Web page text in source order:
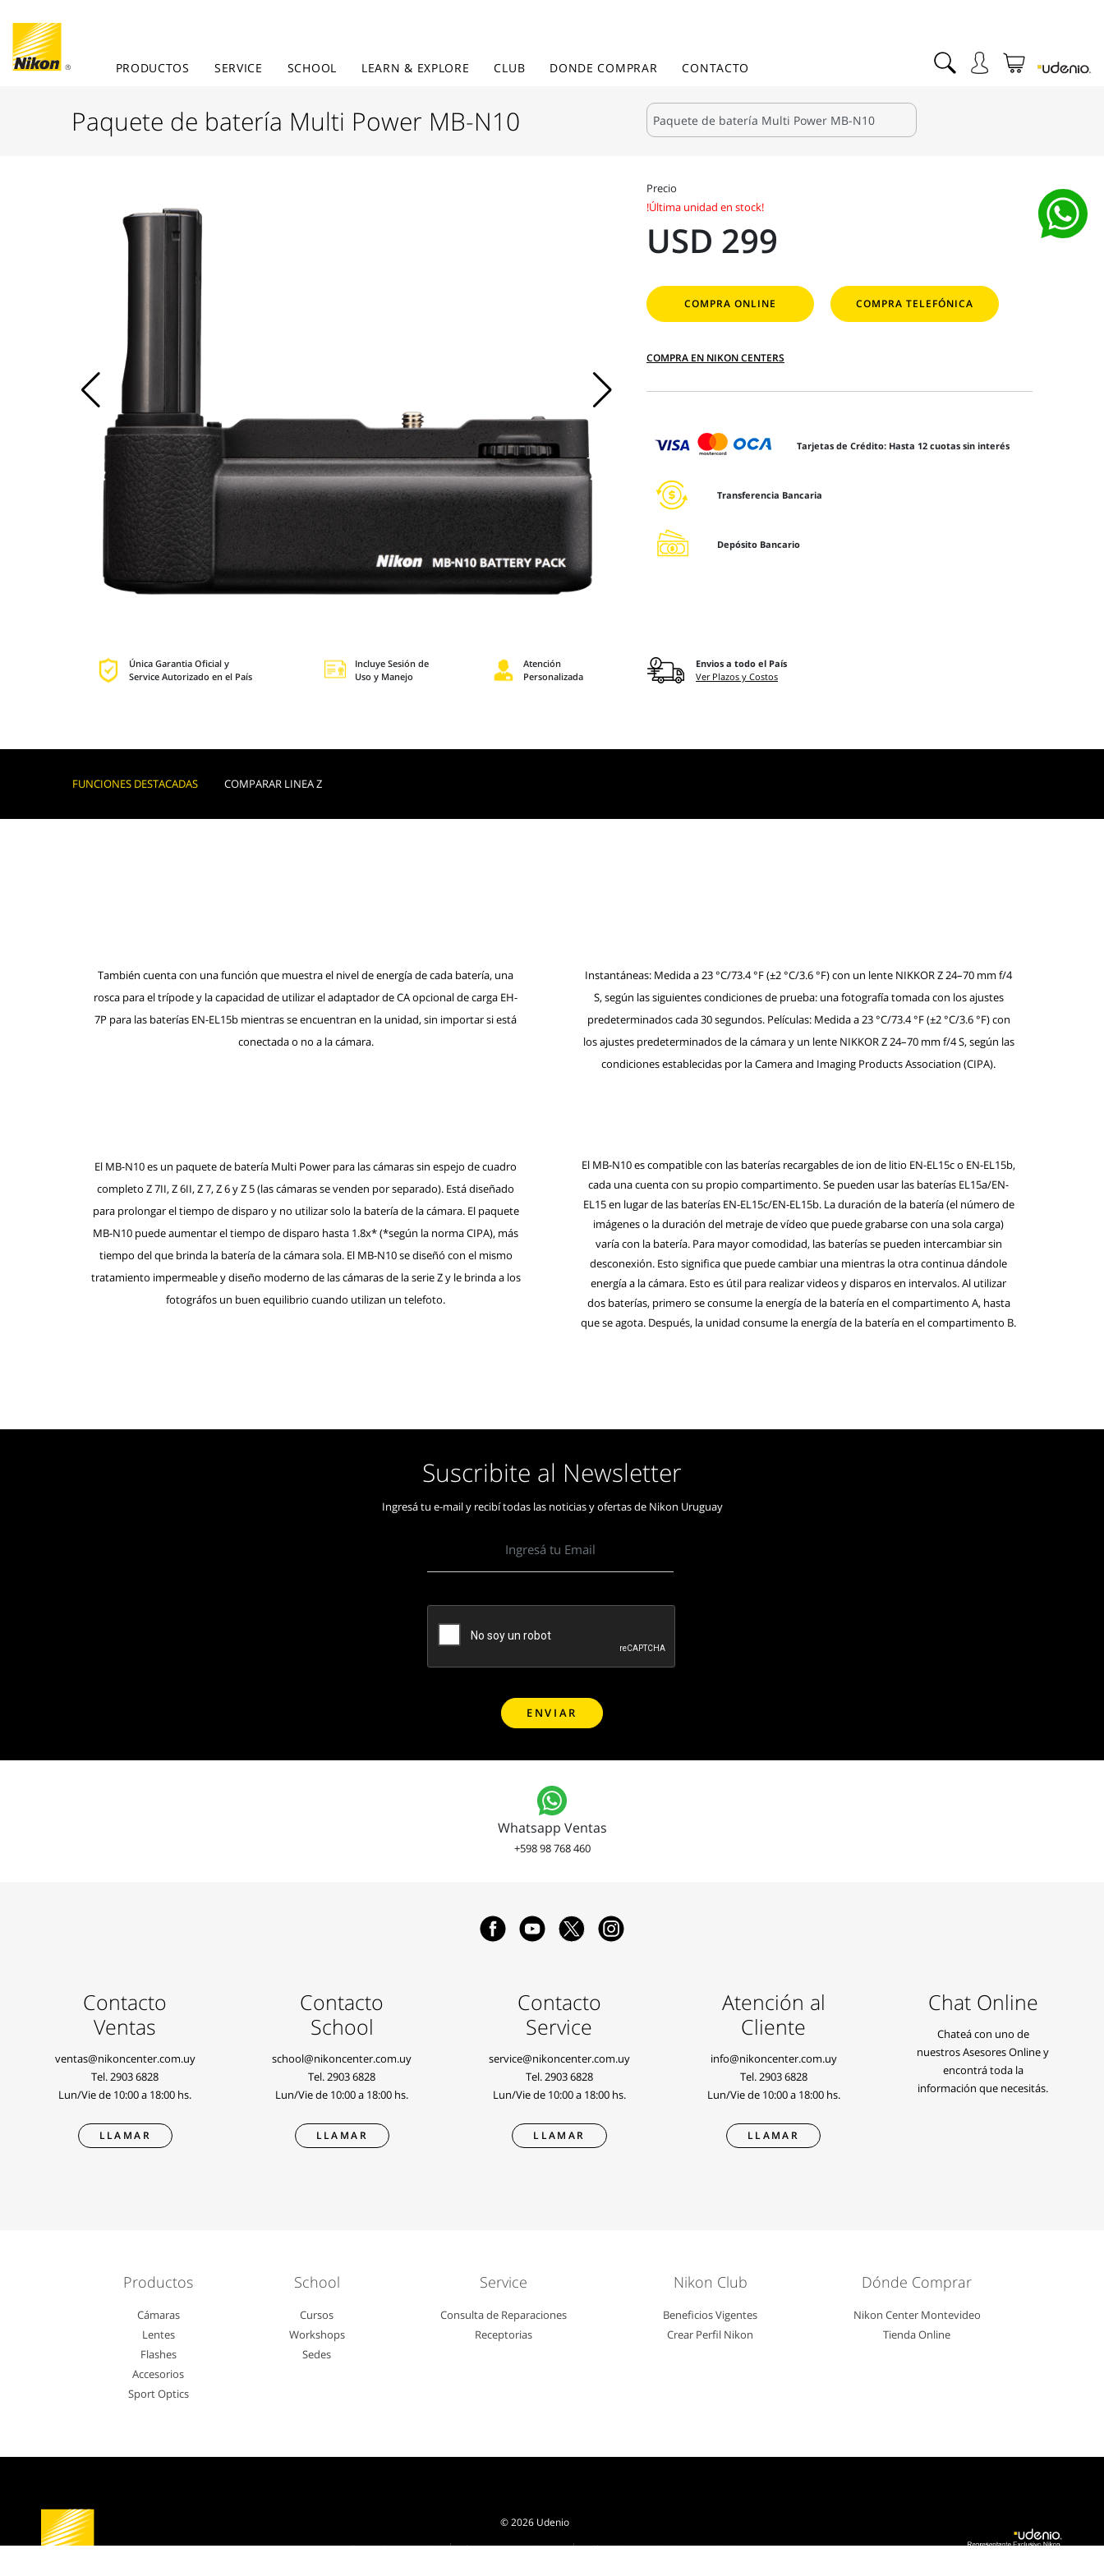
PRODUCTOS SERVICE SCHOOL LEARN & EXPLORE CLUB DONDE COMPRAR CONTACTO
Paquete de batería Multi Power MB-N10
Precio
!Última unidad en stock!
USD 299
COMPRA ONLINE COMPRA TELEFÓNICA
COMPRA EN NIKON CENTERS
Tarjetas de Crédito: Hasta 12 cuotas sin interés
Transferencia Bancaria
Depósito Bancario
Única Garantia Oficial y
Service Autorizado en el País
Incluye Sesión de
Uso y Manejo
Atención
Personalizada
Envios a todo el País
Ver Plazos y Costos
FUNCIONES DESTACADAS COMPARAR LINEA Z
También cuenta con una función que muestra el nivel de energía de cada batería, una
rosca para el trípode y la capacidad de utilizar el adaptador de CA opcional de carga EH-
7P para las baterías EN-EL15b mientras se encuentran en la unidad, sin importar si está
conectada o no a la cámara.
Instantáneas: Medida a 23 °C/73.4 °F (±2 °C/3.6 °F) con un lente NIKKOR Z 24–70 mm f/4
S, según las siguientes condiciones de prueba: una fotografía tomada con los ajustes
predeterminados cada 30 segundos. Películas: Medida a 23 °C/73.4 °F (±2 °C/3.6 °F) con
los ajustes predeterminados de la cámara y un lente NIKKOR Z 24–70 mm f/4 S, según las
condiciones establecidas por la Camera and Imaging Products Association (CIPA).
El MB-N10 es un paquete de batería Multi Power para las cámaras sin espejo de cuadro
completo Z 7II, Z 6II, Z 7, Z 6 y Z 5 (las cámaras se venden por separado). Está diseñado
para prolongar el tiempo de disparo y no utilizar solo la batería de la cámara. El paquete
MB-N10 puede aumentar el tiempo de disparo hasta 1.8x* (*según la norma CIPA), más
tiempo del que brinda la batería de la cámara sola. El MB-N10 se diseñó con el mismo
tratamiento impermeable y diseño moderno de las cámaras de la serie Z y le brinda a los
fotográfos un buen equilibrio cuando utilizan un telefoto.
El MB-N10 es compatible con las baterías recargables de ion de litio EN-EL15c o EN-EL15b,
cada una cuenta con su propio compartimento. Se pueden usar las baterías EL15a/EN-
EL15 en lugar de las baterías EN-EL15c/EN-EL15b. La duración de la batería (el número de
imágenes o la duración del metraje de vídeo que puede grabarse con una sola carga)
varía con la batería. Para mayor comodidad, las baterías se pueden intercambiar sin
desconexión. Esto significa que puede cambiar una mientras la otra continua dándole
energía a la cámara. Esto es útil para realizar videos y disparos en intervalos. Al utilizar
dos baterías, primero se consume la energía de la batería en el compartimento A, hasta
que se agota. Después, la unidad consume la energía de la batería en el compartimento B.
Suscribite al Newsletter
Ingresá tu e-mail y recibí todas las noticias y ofertas de Nikon Uruguay
Whatsapp Ventas
+598 98 768 460
Contacto
Ventas
ventas@nikoncenter.com.uy
Tel. 2903 6828
Lun/Vie de 10:00 a 18:00 hs.
LLAMAR
Contacto
School
school@nikoncenter.com.uy
Tel. 2903 6828
Lun/Vie de 10:00 a 18:00 hs.
LLAMAR
Contacto
Service
service@nikoncenter.com.uy
Tel. 2903 6828
Lun/Vie de 10:00 a 18:00 hs.
LLAMAR
Atención al
Cliente
info@nikoncenter.com.uy
Tel. 2903 6828
Lun/Vie de 10:00 a 18:00 hs.
LLAMAR
Chat Online
Chateá con uno de
nuestros Asesores Online y
encontrá toda la
información que necesitás.
Productos
Cámaras
Lentes
Flashes
Accesorios
Sport Optics
School
Cursos
Workshops
Sedes
Service
Consulta de Reparaciones
Receptorias
Nikon Club
Beneficios Vigentes
Crear Perfil Nikon
Dónde Comprar
Nikon Center Montevideo
Tienda Online
© 2026 Udenio
Defensa al Consumidor | Términos y Condiciones | Política de Seguridad y Privacidad